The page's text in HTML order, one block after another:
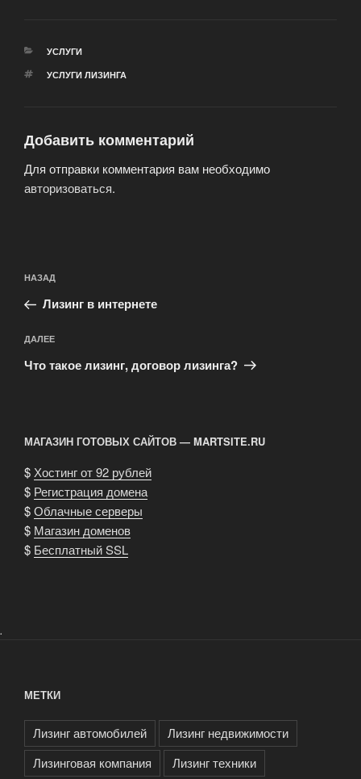
РУБРИКИ
УСЛУГИ
МЕТКИ
УСЛУГИ ЛИЗИНГА
Добавить комментарий
Для отправки комментария вам необходимо
авторизоваться.
по
записям
Предыдущая
запись:
НАЗАД
Лизинг в интернете
Следующая
запись
ДАЛЕЕ
Что такое лизинг, договор лизинга?
МАГАЗИН ГОТОВЫХ САЙТОВ — MARTSITE.RU
$Хостинг от 92 рублей
$ Регистрация домена
$Облачные серверы
$ Магазин доменов
$ Бесплатный SSL
.
МЕТКИ
Лизинг автомобилей
Лизинг недвижимости
Лизинговая компания
Лизинг техники